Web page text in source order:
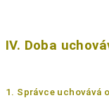
IV. Doba
1. Správce uchovává